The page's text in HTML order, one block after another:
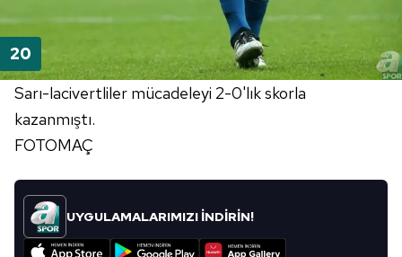
Sarı-lacivertliler mücadeleyi 2-0'lık skorla
kazanmıştı.
FOTOMAÇ
UYGULAMALARIMIZI İNDİRİN!